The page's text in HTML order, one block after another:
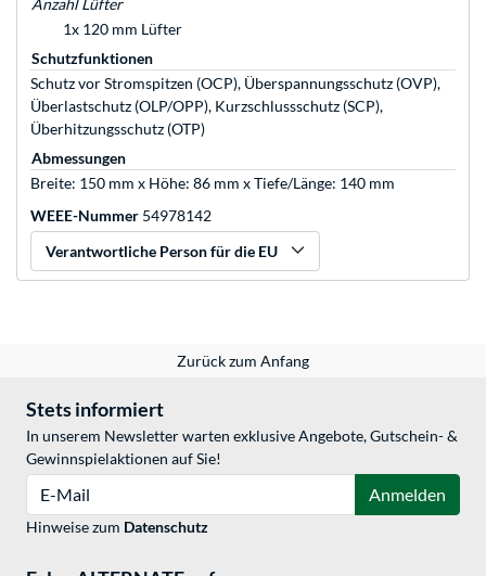
Anzahl Lüfter
1x 120 mm Lüfter
Schutzfunktionen
Schutz vor Stromspitzen (OCP), Überspannungsschutz (OVP),
Überlastschutz (OLP/OPP), Kurzschlussschutz (SCP),
Überhitzungsschutz (OTP)
Abmessungen
Breite: 150 mm x Höhe: 86 mm x Tiefe/Länge: 140 mm
WEEE-Nummer 54978142
Verantwortliche Person für die EU
Zurück zum Anfang
Stets informiert
In unserem Newsletter warten exklusive Angebote, Gutschein- &
Gewinnspielaktionen auf Sie!
Anmelden
Hinweise zum Datenschutz